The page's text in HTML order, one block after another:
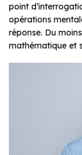
point
opérations
réponse. Du
mathématique et